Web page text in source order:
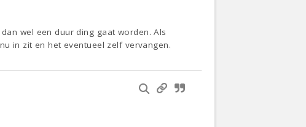
wel een duur ding gaat worden. Als
in zit en het eventueel zelf vervangen.